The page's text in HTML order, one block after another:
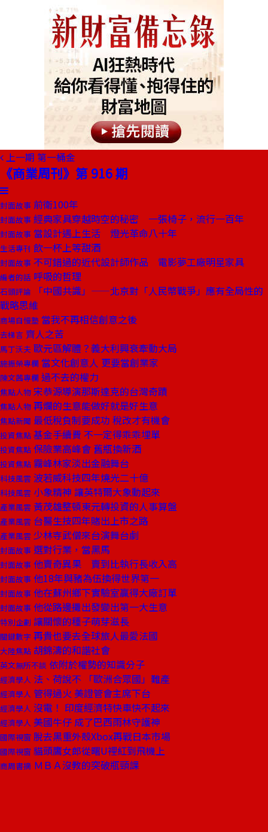
上一期 第一桶金
《商業周刊》第 916 期
封面故事 前衛100年
封面故事 經典家具穿越時空的秘密 一張椅子，流行一百年
封面故事 當設計遇上生活 燈光革命八十年
生活專刊 飲一杯上等甜酒
封面故事 不可錯過的近代設計師作品 電影夢工廠明星家具
編者的話 呼吸的哲理
石頭評論
「中國共識」——北京對「人民幣戰爭」應有全局性的
戰略思維
商場自慢塾 當我不再相信創意之後
去梯言 齊人之苦
馬丁沃夫 歐元區解體？義大利興衰牽動大局
施振榮專欄 當文化創意人 更要當創業家
陳文茜專欄 過不去的權力
焦點人物 宋恭源導演那斯達克的台灣奇蹟
焦點人物 再爛的生意能做好就是好生意
焦點新聞 最低稅負制要成功 稅改才有機會
投資焦點 基金手續費 不一定得乖乖埋單
投資焦點 保險業高峰會 舊瓶換新酒
投資焦點 霧峰林家淡出金融舞台
科技風雲 波若威科技四年燒光二十億
科技風雲 小象精神 讓英特爾大象動起來
產業風雲 黃茂雄整頓東元轉投資的人事算盤
產業風雲 台醫生技四年賭出上市之路
產業風雲 少林寺武僧來台演舞台劇
封面故事 選對行業，當黑馬
封面故事 他賣奇異果 賣到比執行長收入高
封面故事 他18年與豬為伍換得世界第一
封面故事 他在蘇州鄉下實驗室贏得大廠訂單
封面故事 他從路邊攤出發變出第一大生意
特別企劃 讓關懷的種子萌芽滋長
關鍵數字 再貴也要去全球旅人最愛法國
大陸焦點 胡錦濤的和諧社會
英文無所不談 依附於權勢的知識分子
經濟學人 法、荷說不 「歐洲合眾國」難產
經濟學人 管得過火 美證管會主席下台
經濟學人 沒電！ 印度經濟特快車快不起來
經濟學人 美國牛仔 成了巴西雨林守護神
國際視窗 脫去黑重外殼Xbox再戰日本市場
國際視窗 貓頭鷹女郎從曙U裡紅到飛機上
商周書摘 ＭＢＡ沒教的突破瓶頸課